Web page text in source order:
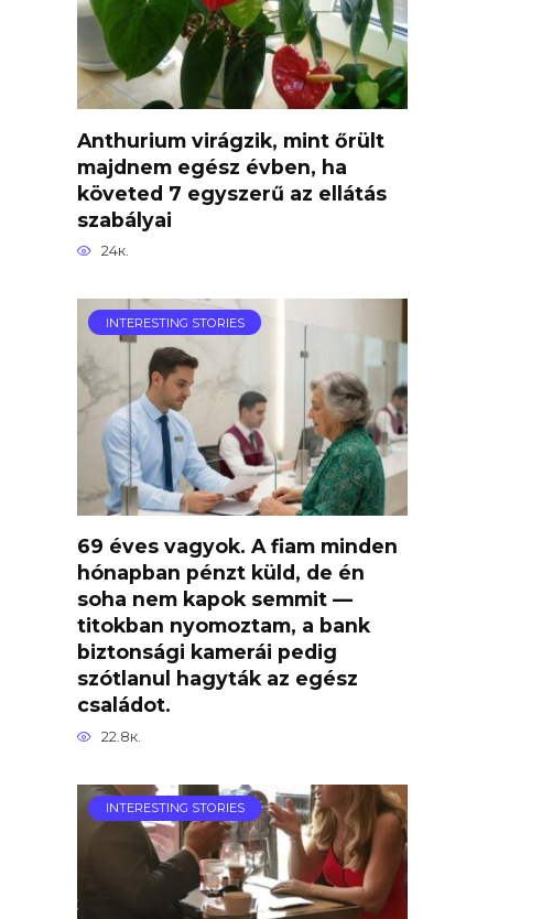
Anthurium virágzik, mint őrült
majdnem egész évben, ha
követed 7 egyszerű az ellátás
szabályai
24к.
INTERESTING STORIES
69 éves vagyok. A fiam minden
hónapban pénzt küld, de én
soha nem kapok semmit —
titokban nyomoztam, a bank
biztonsági kamerái pedig
szótlanul hagyták az egész
családot.
22.8к.
INTERESTING STORIES